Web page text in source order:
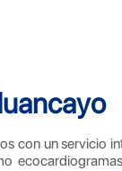
con un servicio